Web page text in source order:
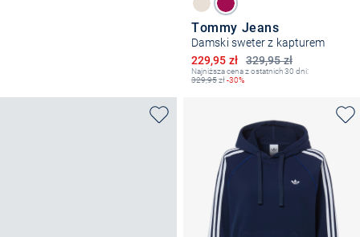
Tommy Jeans
Damski sweter z kapturem
329,95 zł
Obniżona cena
229,95 zł
Najniższa cena z ostatnich 30 dni:
329,95zł-30%